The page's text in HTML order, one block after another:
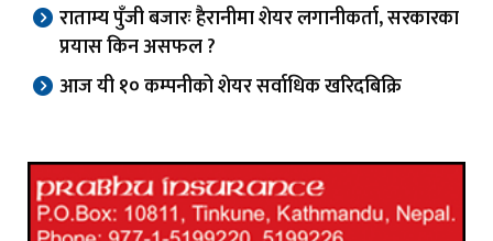
राताम्य पुँजी बजारः हैरानीमा शेयर लगानीकर्ता, सरकारका
प्रयास किन असफल ?
आज यी १० कम्पनीको शेयर सर्वाधिक खरिदबिक्रि